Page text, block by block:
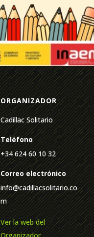
ORGANIZADOR
Cadillac Solitario
Teléfono
+34 624 60 10 32
Correo electrónico
info@cadillacsolitario.co
m
Ver la web del